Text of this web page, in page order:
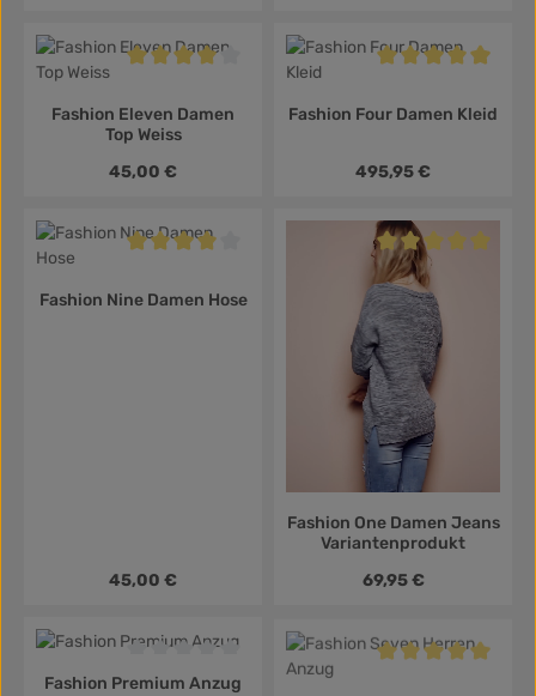
Durchschnittliche Bewertung von 4 von 5 Sternen
Fashion Eleven Damen
Top Weiss
Regulärer Preis:
45,00 €
Fashion Four Damen Kleid
Regulärer Preis:
495,95 €
Durchschnittliche Bewertung von 4 von 5 Sternen
Fashion Nine Damen Hose
Regulärer Preis:
45,00 €
Durchschnittliche
Fashion One Damen Jeans
Variantenprodukt
Regulärer Preis:
69,95 €
Durchschnittliche Bewertung von 0 von 5 Sternen
Fashion Premium Anzug